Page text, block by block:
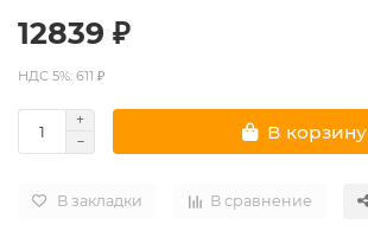
12839 ₽
НДС 5%: 611 ₽
В корзину
В закладки В сравнение